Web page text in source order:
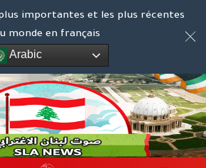
importantes et les plus récentes
monde en français
Arabic